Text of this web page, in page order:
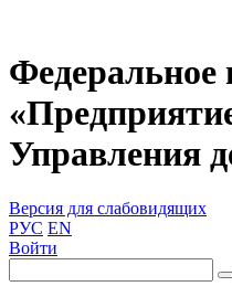
Федеральное
Управления
Версия для слабовидящих
РУС EN
Войти